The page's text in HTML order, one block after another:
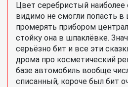
Цвет серебристый
видимо не смогли попасть в
промерять прибором
стойку она в шпаклёвке.
серьёзно бит и все эти
дрома про косметический
базе автомобиль вообще
списанный, короче был бит